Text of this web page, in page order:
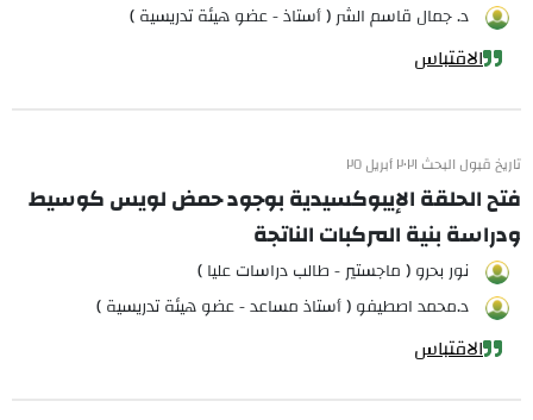
د. جمال قاسم الشر ( أستاذ - عضو هيئة تدريسية )
الاقتباس
تاريخ قبول البحث ٢٠٢١ أبريل ٢٥
فتح الحلقة الإيبوكسيدية بوجود حمض لويس كوسيط
ودراسة بنية المركبات الناتجة
نور بحرو ( ماجستير - طالب دراسات عليا )
د.محمد اصطيفو ( أستاذ مساعد - عضو هيئة تدريسية )
الاقتباس